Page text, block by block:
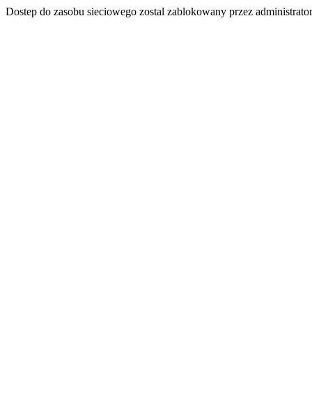
Dostep do zasobu sieciowego zostal zablokowany przez